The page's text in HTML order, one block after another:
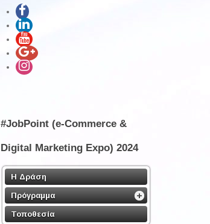
#JobPoint (e-Commerce &
Digital Marketing Expo) 2024
Η Δράση
Πρόγραμμα
Τοποθεσία